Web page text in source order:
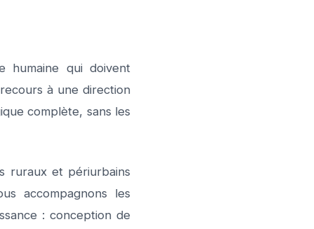
humaine qui doivent
à une direction
complète, sans les
ruraux et périurbains
accompagnons les
: conception de